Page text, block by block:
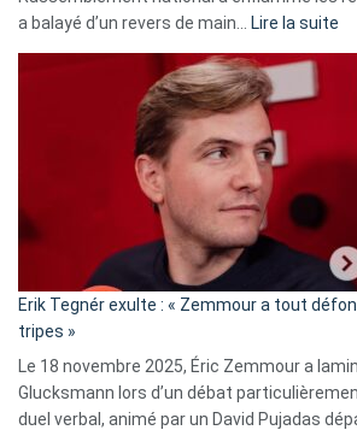
a balayé d’un revers de main… Lire la suite
«
»
Erik Tegnér exulte : « Zemmour a tout
tripes »
Le 18 novembre 2025, Éric Zemmour a
Glucksmann lors d’un débat
duel verbal, animé par un David Pujadas